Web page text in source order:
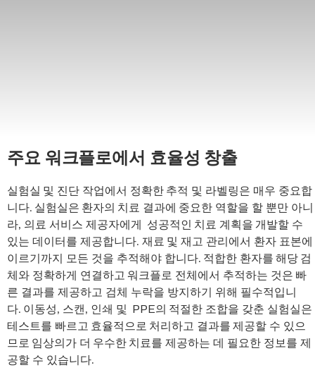
주요 워크플로에서 효율성 창출
실험실 및 진단 작업에서 정확한 추적 및 라벨링은 매우 중요합
니다. 실험실은 환자의 치료 결과에 중요한 역할을 할 뿐만 아니
라, 의료 서비스 제공자에게 성공적인 치료 계획을 개발할 수
있는 데이터를 제공합니다. 재료 및 재고 관리에서 환자 표본에
이르기까지 모든 것을 추적해야 합니다. 적합한 환자를 해당 검
체와 정확하게 연결하고 워크플로 전체에서 추적하는 것은 빠
른 결과를 제공하고 검체 누락을 방지하기 위해 필수적입니
다. 이동성, 스캔, 인쇄 및 PPE의 적절한 조합을 갖춘 실험실은
테스트를 빠르고 효율적으로 처리하고 결과를 제공할 수 있으
므로 임상의가 더 우수한 치료를 제공하는 데 필요한 정보를 제
공할 수 있습니다.